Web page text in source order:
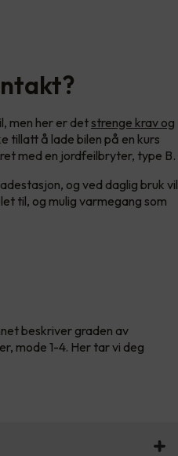
men her er detstrenge krav og
tillatt å lade bilen på en kurs
med en jordfeilbryter, type B.
og ved daglig bruk vil
til, og mulig varmegang som
beskriver graden av
mode 1-4. Her tar vi deg